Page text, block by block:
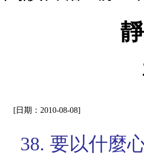
[日期：2010-08-08]
38. 要以什麼